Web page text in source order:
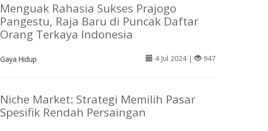
Menguak Rahasia Sukses Prajogo
Pangestu, Raja Baru di Puncak Daftar
Orang Terkaya Indonesia
Gaya Hidup 4 Jul 2024 | 947
Niche Market: Strategi Memilih Pasar
Spesifik Rendah Persaingan